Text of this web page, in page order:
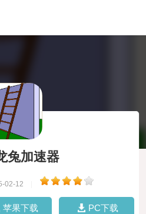
兔加速器
02-12
苹果下载 PC下载